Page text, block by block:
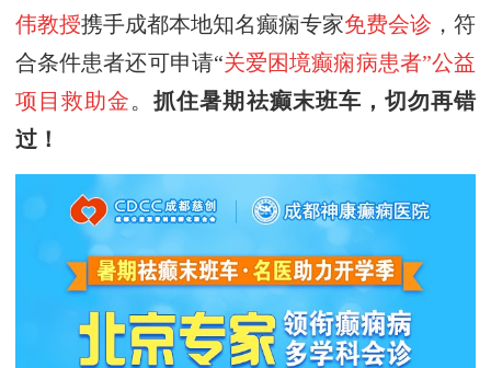
伟教授携手成都本地知名癫痫专家免费会诊 ，符
合条件患者还可申请“关爱困境癫痫病患者”公益
项目救助金。抓住暑期祛癫末班车 ，切勿再错
过！